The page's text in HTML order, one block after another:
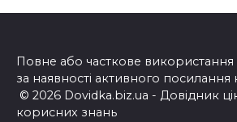
Повне або часткове використання
за наявності активного посилання
© 2026 Dovidka.biz.ua - Довідник
корисних знань